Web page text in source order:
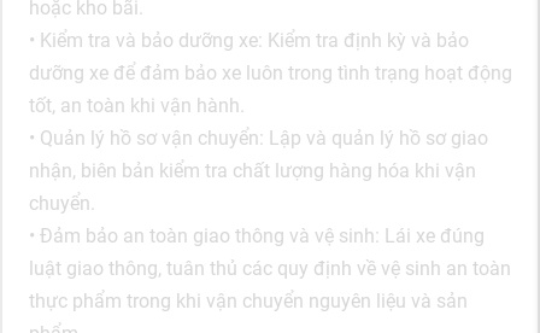
hoặc kho bãi.
• Kiểm tra và bảo dưỡng xe: Kiểm tra định kỳ và bảo
dưỡng xe để đảm bảo xe luôn trong tình trạng hoạt động
tốt, an toàn khi vận hành.
• Quản lý hồ sơ vận chuyển: Lập và quản lý hồ sơ giao
nhận, biên bản kiểm tra chất lượng hàng hóa khi vận
chuyển.
• Đảm bảo an toàn giao thông và vệ sinh: Lái xe đúng
luật giao thông, tuân thủ các quy định về vệ sinh an toàn
thực phẩm trong khi vận chuyển nguyên liệu và sản